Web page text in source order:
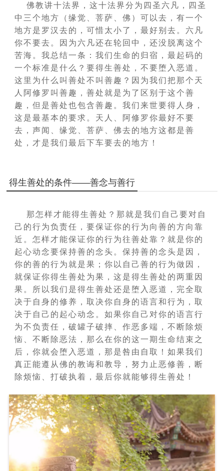
佛教讲十法界，这十法界分为四圣六凡，四圣
中三个地方（缘觉、菩萨、佛）可以去，有一个
地方是罗汉去的，可惜太小了，最好别去。 六凡
你不要去。 因为六凡还在轮回中，还没脱离这个
苦海。我总结一条：我们生命的归宿，最起码的
一个标准是什么？要得生善处，不要堕入恶道。
这里为什么叫善处不叫善趣？ 因为我们把那个天
人阿修罗叫善趣，善处就是为了区别于这个善
趣，但是善处也包含善趣。我们来世要得人身，
这是最基本的要求。 天人、阿修罗你最好不要
去，声闻、缘觉、菩萨、佛去的地方这都是善
处，才是我们最后下车要去的地方！
得生善处的条件——善念与善行
那怎样才能得生善处？那就是我们自己要对自
己的行为负责任，要保证你的行为向善的方向靠
近。怎样才能保证你的行为往善处靠？就是你的
起心动念要保持善的念头。保持善的念头是因，
你的善的行为就是果；你以自己善的行为做因，
就保证你得生善处为果，这是得生善处的两重因
果。所以我们是得生善处还是堕入恶道，完全取
决于自身的修养，取决你自身的语言和行为，取
决于自己的起心动念。如果你自己对你的语言行
为不负责任，破罐子破摔、作恶多端，不断除烦
恼、不断除恶法，那么在你的这一期生命结束之
后，你就会堕入恶道，那是咎由自取！如果我们
真正能遵从佛的教诲和教导，努力止恶修善，断
除烦恼、打破执着，最后你就能够得生善处！